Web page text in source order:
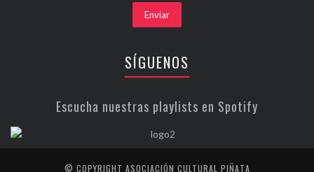
SÍGUENOS
Escucha nuestras playlists en Spotify
© COPYRIGHT ASOCIACIÓN CULTURAL PIÑATA